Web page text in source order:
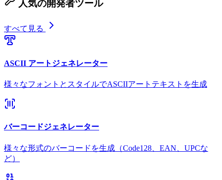
人気の開発者ツール
すべて見る
ASCII アートジェネレーター
様々なフォントとスタイルでASCIIアートテキストを生成
バーコードジェネレーター
様々な形式のバーコードを生成（Code128、EAN、UPCな
ど）